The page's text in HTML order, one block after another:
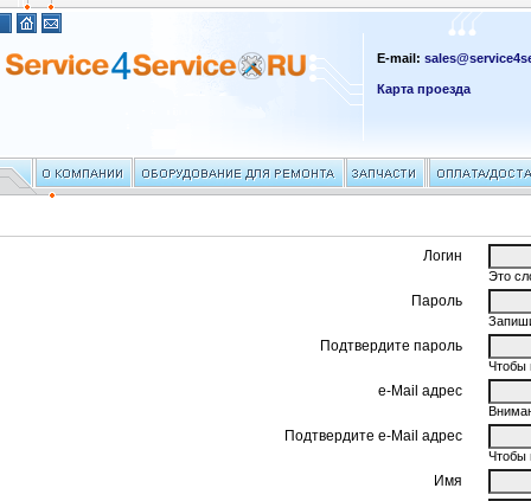
E-mail:
Карта проезда
Логин
Это
Пароль
Подтвердите пароль
Чтобы
e-Mail адрес
Подтвердите e-Mail адрес
Чтобы
Имя